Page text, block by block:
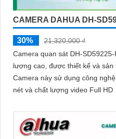
CAMERA DAHUA DH-
30%
21,320,000 ₫
Camera quan sát DH-
lượng cao, được thiết kế và sản
Camera này sử dụng công
nét và chất lượng video Full HD